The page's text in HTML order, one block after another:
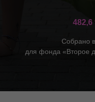
482,6
Собрано
для фонда «Второе